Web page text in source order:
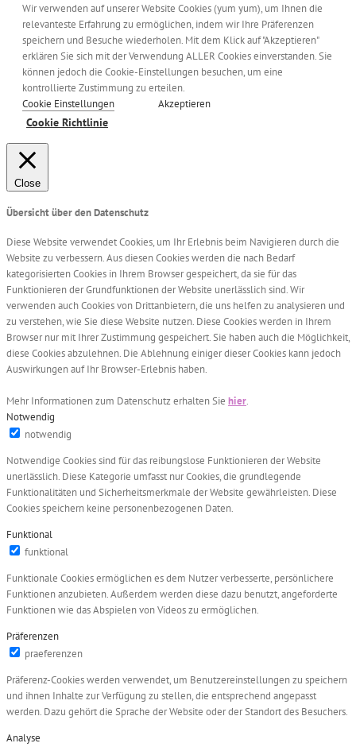
Wir verwenden auf unserer Website Cookies (yum yum), um Ihnen die
relevanteste Erfahrung zu ermöglichen, indem wir Ihre Präferenzen
speichern und Besuche wiederholen. Mit dem Klick auf "Akzeptieren"
erklären Sie sich mit der Verwendung ALLER Cookies einverstanden. Sie
können jedoch die Cookie-Einstellungen besuchen, um eine
kontrollierte Zustimmung zu erteilen.
Cookie Einstellungen
Akzeptieren
Cookie Richtlinie
Close
Übersicht über den Datenschutz
Diese Website verwendet Cookies, um Ihr Erlebnis beim Navigieren durch die
Website zu verbessern. Aus diesen Cookies werden die nach Bedarf
kategorisierten Cookies in Ihrem Browser gespeichert, da sie für das
Funktionieren der Grundfunktionen der Website unerlässlich sind. Wir
verwenden auch Cookies von Drittanbietern, die uns helfen zu analysieren und
zu verstehen, wie Sie diese Website nutzen. Diese Cookies werden in Ihrem
Browser nur mit Ihrer Zustimmung gespeichert. Sie haben auch die Möglichkeit,
diese Cookies abzulehnen. Die Ablehnung einiger dieser Cookies kann jedoch
Auswirkungen auf Ihr Browser-Erlebnis haben.
Mehr Informationen zum Datenschutz erhalten Sie hier.
Notwendig
notwendig
Notwendige Cookies sind für das reibungslose Funktionieren der Website
unerlässlich. Diese Kategorie umfasst nur Cookies, die grundlegende
Funktionalitäten und Sicherheitsmerkmale der Website gewährleisten. Diese
Cookies speichern keine personenbezogenen Daten.
Funktional
funktional
Funktionale Cookies ermöglichen es dem Nutzer verbesserte, persönlichere
Funktionen anzubieten. Außerdem werden diese dazu benutzt, angeforderte
Funktionen wie das Abspielen von Videos zu ermöglichen.
Präferenzen
praeferenzen
Präferenz-Cookies werden verwendet, um Benutzereinstellungen zu speichern
und ihnen Inhalte zur Verfügung zu stellen, die entsprechend angepasst
werden. Dazu gehört die Sprache der Website oder der Standort des Besuchers.
Analyse